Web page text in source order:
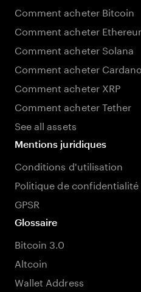
Comment acheter Bitcoin
Comment acheter
Comment acheter Solana
Comment acheter Cardano
Comment acheter XRP
Comment acheter Tether
See all assets
Mentions juridiques
Conditions d'utilisation
Politique de confidentialité
GPSR
Glossaire
Bitcoin 3.0
Altcoin
Wallet Address